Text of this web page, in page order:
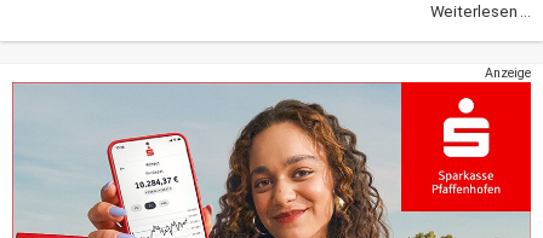
Weiterlesen ...
Anzeige